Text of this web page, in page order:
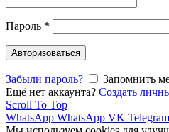
Пароль *
Авторизоваться
Забыли пароль?
Запомнить
Ещё нет аккаунта? Создать
Scroll To Top
WhatsApp WhatsApp VK Telegram